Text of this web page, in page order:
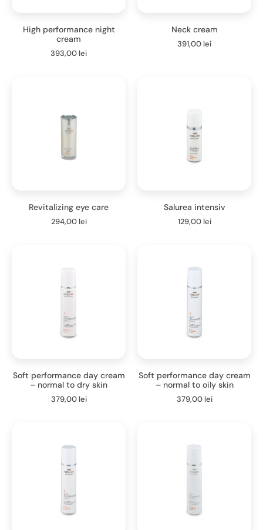
High performance night
cream
393,00 lei
Neck cream
391,00 lei
Revitalizing eye care
294,00 lei
Salurea intensiv
129,00 lei
Soft performance day cream
– normal to dry skin
379,00 lei
Soft performance day cream
– normal to oily skin
379,00 lei